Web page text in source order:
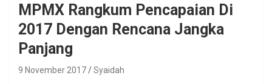
MPMX Rangkum Pencapaian Di
2017 Dengan Rencana Jangka
Panjang
9 November 2017 Syaidah